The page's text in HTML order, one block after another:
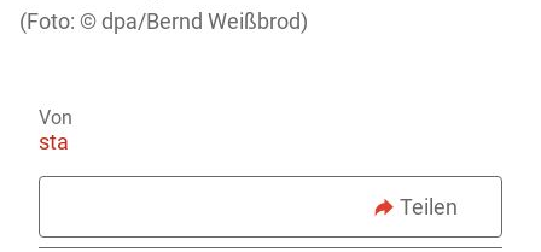
dpa/Bernd Weißbrod)
Von
sta
Teilen